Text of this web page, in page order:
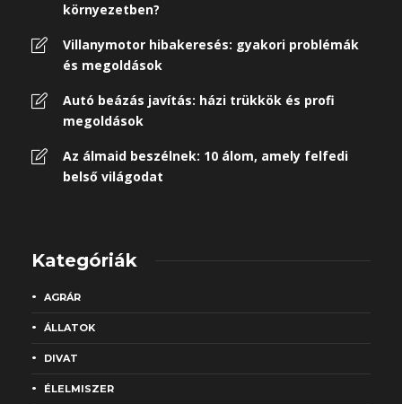
környezetben?
Villanymotor hibakeresés: gyakori problémák
és megoldások
Autó beázás javítás: házi trükkök és profi
megoldások
Az álmaid beszélnek: 10 álom, amely felfedi
belső világodat
Kategóriák
AGRÁR
ÁLLATOK
DIVAT
ÉLELMISZER